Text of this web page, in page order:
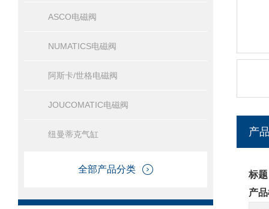
ASCO电磁阀
NUMATICS电磁阀
阿斯卡/世格电磁阀
JOUCOMATIC电磁阀
纽曼蒂克气缸
全部产品分类
产
标
产